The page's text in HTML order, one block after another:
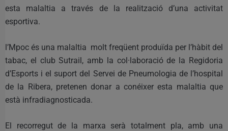
esta malaltia a través de la realització d’una activitat
esportiva.
l’Mpoc és una malaltia molt freqüent produïda per l’hàbit del
tabac, el club Sutrail, amb la col·laboració de la Regidoria
d’Esports i el suport del Servei de Pneumologia de l’hospital
de la Ribera, pretenen donar a conéixer esta malaltia que
està infradiagnosticada.
El recorregut de la marxa serà totalment pla, amb una